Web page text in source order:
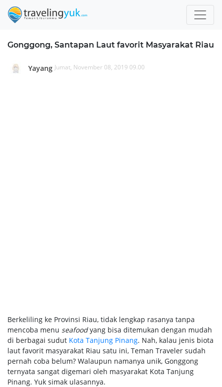
Gonggong, Santapan Laut favorit Masyarakat Riau
Yayang Jumat, November 08, 2019 09.00
Berkeliling ke Provinsi Riau, tidak lengkap rasanya tanpa
mencoba menu seafoodyang bisa ditemukan dengan mudah
di berbagai sudut Kota Tanjung Pinang. Nah, kalau jenis biota
laut favorit masyarakat Riau satu ini, Teman Traveler sudah
pernah coba belum? Walaupun namanya unik, Gonggong
ternyata sangat digemari oleh masyarakat Kota Tanjung
Pinang. Yuk simak ulasannya.